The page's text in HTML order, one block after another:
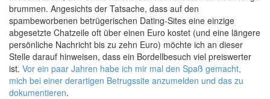
brummen. Angesichts der Tatsache, dass auf den
spambeworbenen betrügerischen Dating-Sites eine einzige
abgesetzte Chatzeile oft über einen Euro kostet (und eine längere
persönliche Nachricht bis zu zehn Euro) möchte ich an dieser
Stelle darauf hinweisen, dass ein Bordellbesuch viel preiswerter
ist. Vor ein paar Jahren habe ich mir mal den Spaß gemacht,
mich bei einer derartigen Betrugssite anzumelden und das zu
dokumentieren.